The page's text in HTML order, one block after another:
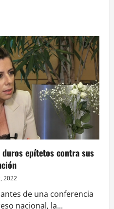
duros epítetos contra sus
2022
de una conferencia
nacional, la...